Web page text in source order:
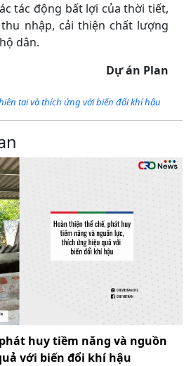
tác động bất lợi của thời tiết,
nhập, cải thiện chất lượng
dân.
Dự án Plan
tai và thích ứng với biến đổi khí hậu
huy tiềm năng và nguồn
với biến đổi khí hậu